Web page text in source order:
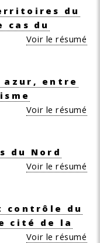
du
du
Voir le résumé
azur, entre
Voir le résumé
du Nord
Voir le résumé
contrôle du
cité de la
Voir le résumé